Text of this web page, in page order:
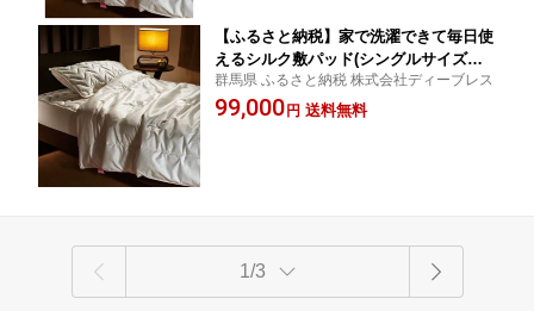
【ふるさと納税】家で洗濯できて毎日使
えるシルク敷パッド(シングルサイズ） |
寝具 日用品 人気 おすすめ 送料無料
群馬県 ふるさと納税 株式会社ディーブレス
99,000 円 送料無料
1/3